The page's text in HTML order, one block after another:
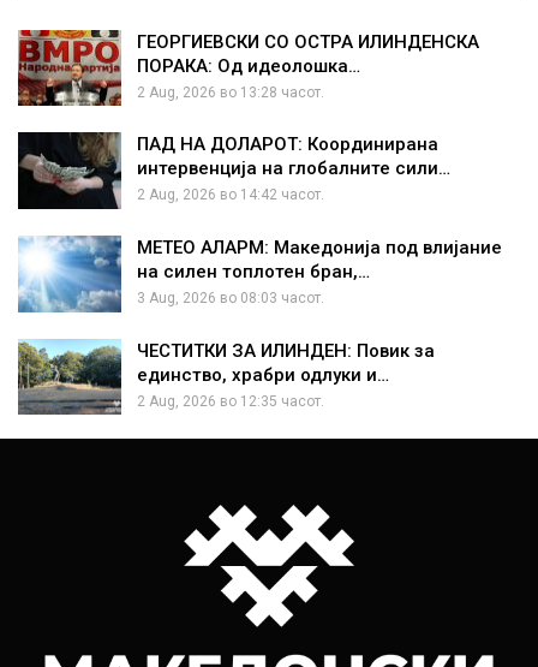
ГЕОРГИЕВСКИ СО ОСТРА ИЛИНДЕНСКА
ПОРАКА: Од идеолошка…
2 Aug, 2026 во 13:28 часот.
ПАД НА ДОЛАРОТ: Координирана
интервенција на глобалните сили…
2 Aug, 2026 во 14:42 часот.
МЕТЕО АЛАРМ: Македонија под влијание
на силен топлотен бран,…
3 Aug, 2026 во 08:03 часот.
ЧЕСТИТКИ ЗА ИЛИНДЕН: Повик за
единство, храбри одлуки и…
2 Aug, 2026 во 12:35 часот.